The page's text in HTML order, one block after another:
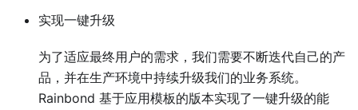
实现一键升级
为了适应最终用户的需求，我们需要不断迭代自己的产
品，并在生产环境中持续升级我们的业务系统。
Rainbond 基于应用模板的版本实现了一键升级的能